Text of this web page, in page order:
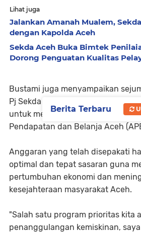
Lihat juga
Jalankan Amanah Mualem,
dengan Kapolda Aceh
Sekda Aceh Buka Bimtek
Dorong Penguatan Kualitas
Bustami juga menyampaikan
Pj Sekda Aceh. Di antaranya, dia
untuk memastikan gerak cepat
Pendapatan dan Belanja Aceh
Anggaran yang telah disepakati
optimal dan tepat sasaran guna
pertumbuhan ekonomi dan
kesejahteraan masyarakat Aceh.
"Salah satu program prioritas kita
penanggulangan kemiskinan,
Berita Terbaru